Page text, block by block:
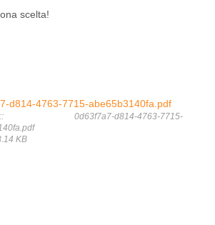
scelta!
d814-4763-7715-abe65b3140fa.pdf
0d63f7a7-d814-4763-7715-
KB